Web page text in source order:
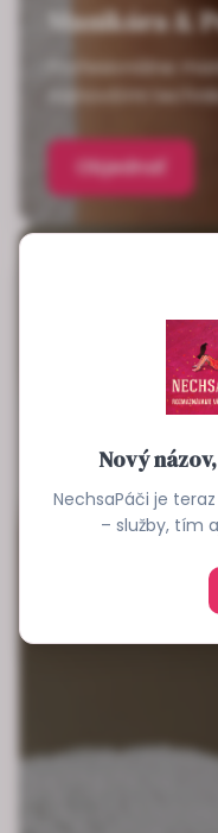
Nový
NechsaPáči je
– služby, tím
Manikúra &
Profesionálne
najnovšími
Objednať